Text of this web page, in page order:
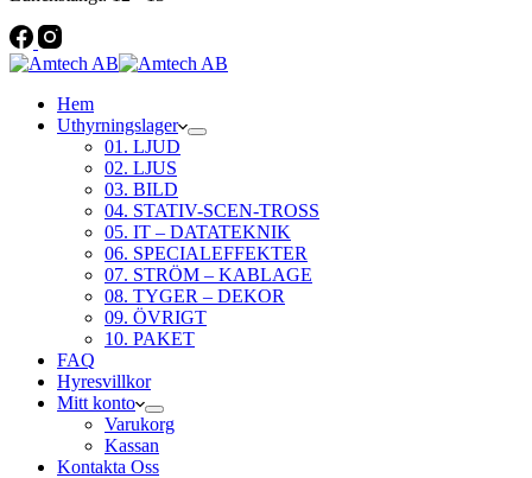
Hem
Uthyrningslager
01. LJUD
02. LJUS
03. BILD
04. STATIV-SCEN-TROSS
05. IT – DATATEKNIK
06. SPECIALEFFEKTER
07. STRÖM – KABLAGE
08. TYGER – DEKOR
09. ÖVRIGT
10. PAKET
FAQ
Hyresvillkor
Mitt konto
Varukorg
Kassan
Kontakta Oss